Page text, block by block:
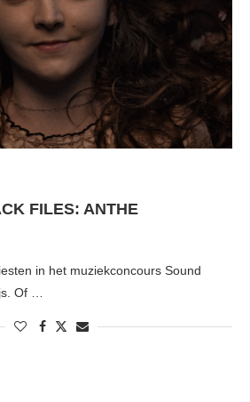
FILES: ANTHE
in het muziekconcours Sound
Of …